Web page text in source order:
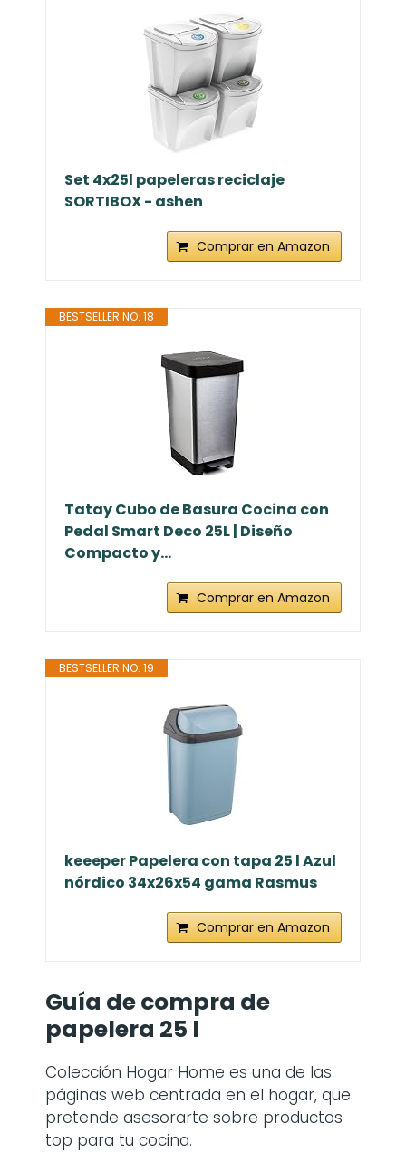
Set 4x25l papeleras reciclaje
SORTIBOX - ashen
Comprar en Amazon
BESTSELLER NO. 18
Tatay Cubo de Basura Cocina con
Pedal Smart Deco 25L | Diseño
Compacto y...
Comprar en Amazon
BESTSELLER NO. 19
keeeper Papelera con tapa 25 l Azul
nórdico 34x26x54 gama Rasmus
Comprar en Amazon
Guía de compra de
papelera 25 l
Colección Hogar Home es una de las
páginas web centrada en el hogar, que
pretende asesorarte sobre productos
top para tu cocina.